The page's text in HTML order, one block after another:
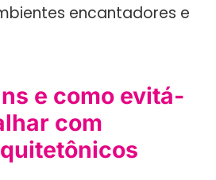
encantadores e
e como evitá-
com